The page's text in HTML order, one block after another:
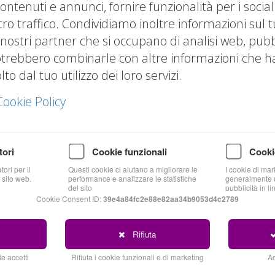
e rinnovabile che molte imprese italiane non
è un incentivo a investire nella creazione
modo naturale con il modello del
documentato sono asset che rafforzano la
come funziona
imprese di beneficiare di una super-
asset immateriali (IP — Intellectual
registrato, l'impresa può dedurre 110
normale regime.
e annunci, fornire funzionalità per i
traffico. Condividiamo inoltre informazioni sul
partner che si occupano di analisi web,
combinarle con altre informazioni che
dal tuo utilizzo dei loro servizi.
Policy
per il
web.
Cookie funzionali
Questi cookie ci aiutano a migliorare le
performance e analizzare le statistiche
del sito
I cookie di
generalmente
pubblicità in
Cookie Consent ID:39e4a84fc2e88e82aa34b9053d4c2789
accetti
Rifiuta
Rifiuta i cookie funzionali e di marketing